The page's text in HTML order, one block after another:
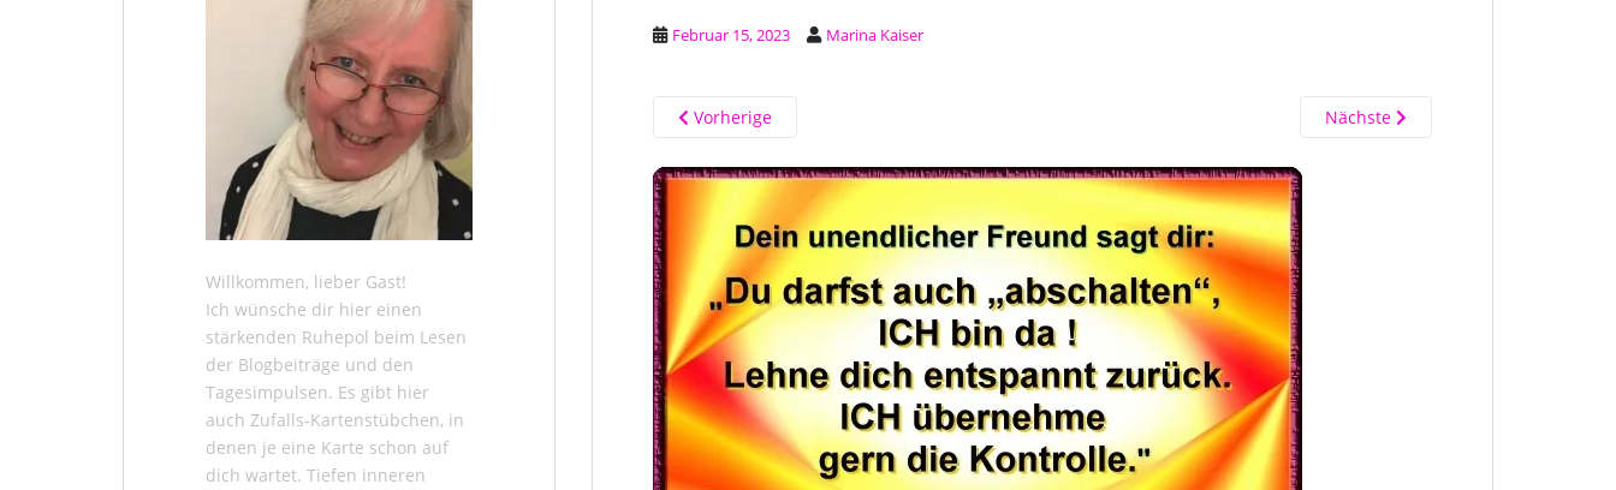
Februar 15, 2023 Marina Kaiser
Vorherige Nächste
Willkommen, lieber Gast!
Ich wünsche dir hier einen
stärkenden Ruhepol beim Lesen
der Blogbeiträge und den
Tagesimpulsen. Es gibt hier
auch Zufalls-Kartenstübchen, in
denen je eine Karte schon auf
dich wartet. Tiefen inneren